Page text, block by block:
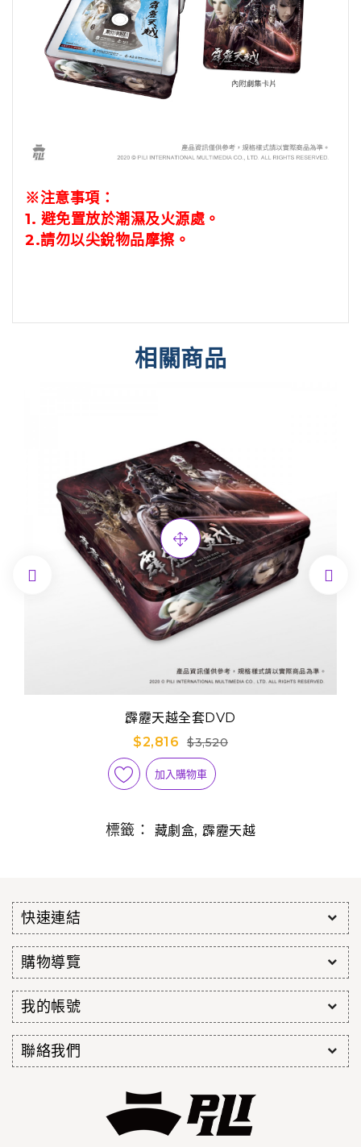
※注意事項：
1. 避免置放於潮濕及火源處。
2.請勿以尖銳物品摩擦。
相關商品
霹靂天越全套DVD
$2,816
$3,520
加入購物車
 
標籤： 藏劇盒,霹靂天越
快速連結
購物導覽
我的帳號
聯絡我們